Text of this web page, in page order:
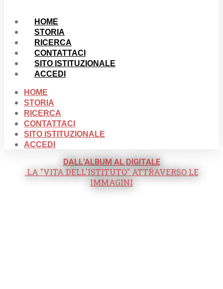
HOME
STORIA
RICERCA
CONTATTACI
SITO ISTITUZIONALE
ACCEDI
HOME
STORIA
RICERCA
CONTATTACI
SITO ISTITUZIONALE
ACCEDI
DALL'ALBUM AL DIGITALE
.LA "VITA DELL'ISTITUTO" ATTRAVERSO LE
IMMAGINI